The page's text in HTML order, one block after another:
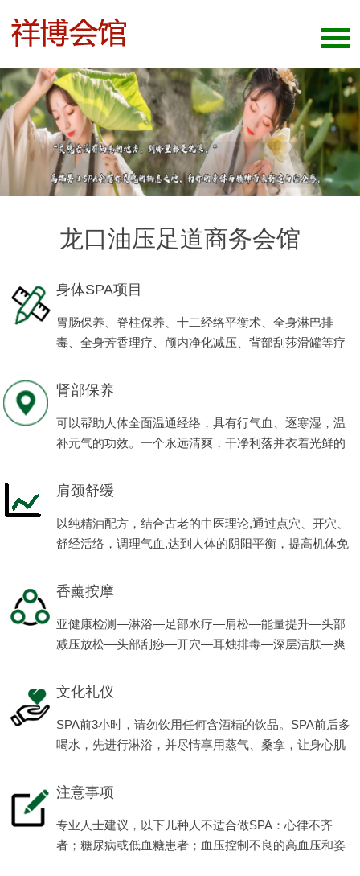
龙口油压足道商务会馆
身体SPA项目
胃肠保养、脊柱保养、十二经络平衡术、全身淋巴排
毒、全身芳香理疗、颅内净化减压、背部刮莎滑罐等疗
肾部保养
可以帮助人体全面温通经络，具有行气血、逐寒湿，温
补元气的功效。一个永远清爽，干净利落并衣着光鲜的
肩颈舒缓
以纯精油配方，结合古老的中医理论,通过点穴、开穴、
舒经活络，调理气血,达到人体的阴阳平衡，提高机体免
男性阳刚之美。
香薰按摩
亚健康检测—淋浴—足部水疗—肩松—能量提升—头部
减压放松—头部刮痧—开穴—耳烛排毒—深层洁肤—爽
文化礼仪
SPA前3小时，请勿饮用任何含酒精的饮品。SPA前后多
喝水，先进行淋浴，并尽情享用蒸气、桑拿，让身心肌
注意事项
专业人士建议，以下几种人不适合做SPA：心律不齐
者；糖尿病或低血糖患者；血压控制不良的高血压和姿